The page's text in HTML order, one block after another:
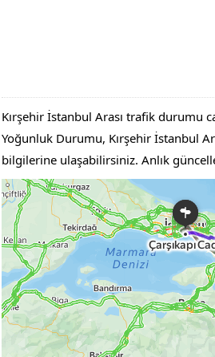
Kırşehir İstanbul Arası trafik durumu
Yoğunluk Durumu, Kırşehir İstanbul
bilgilerine ulaşabilirsiniz. Anlık